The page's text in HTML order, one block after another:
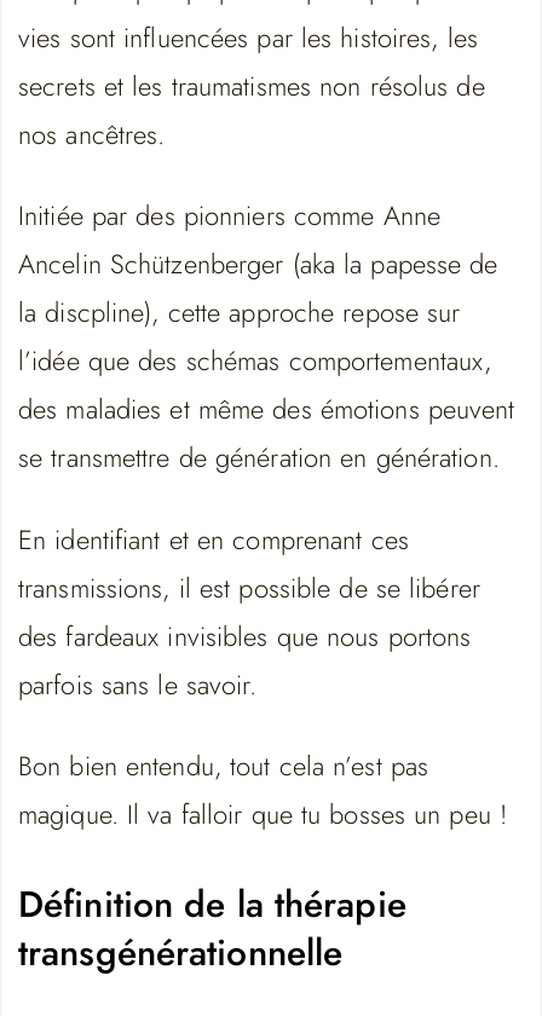
vies sont influencées par les histoires, les
secrets et les traumatismes non résolus de
nos ancêtres.
Initiée par des pionniers comme Anne
Ancelin Schützenberger (aka la papesse de
la discpline), cette approche repose sur
l’idée que des schémas comportementaux,
des maladies et même des émotions peuvent
se transmettre de génération en génération.
En identifiant et en comprenant ces
transmissions, il est possible de se libérer
des fardeaux invisibles que nous portons
parfois sans le savoir.
Bon bien entendu, tout cela n’est pas
magique. Il va falloir que tu bosses un peu !
Définition de la thérapie
transgénérationnelle